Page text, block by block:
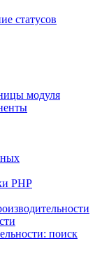
статусов
модуля
PHP
поиск